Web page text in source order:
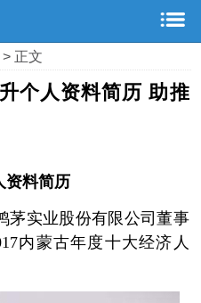
> 正文
个人资料简历 助推
资料简历
实业股份有限公司董事
内蒙古年度十大经济人